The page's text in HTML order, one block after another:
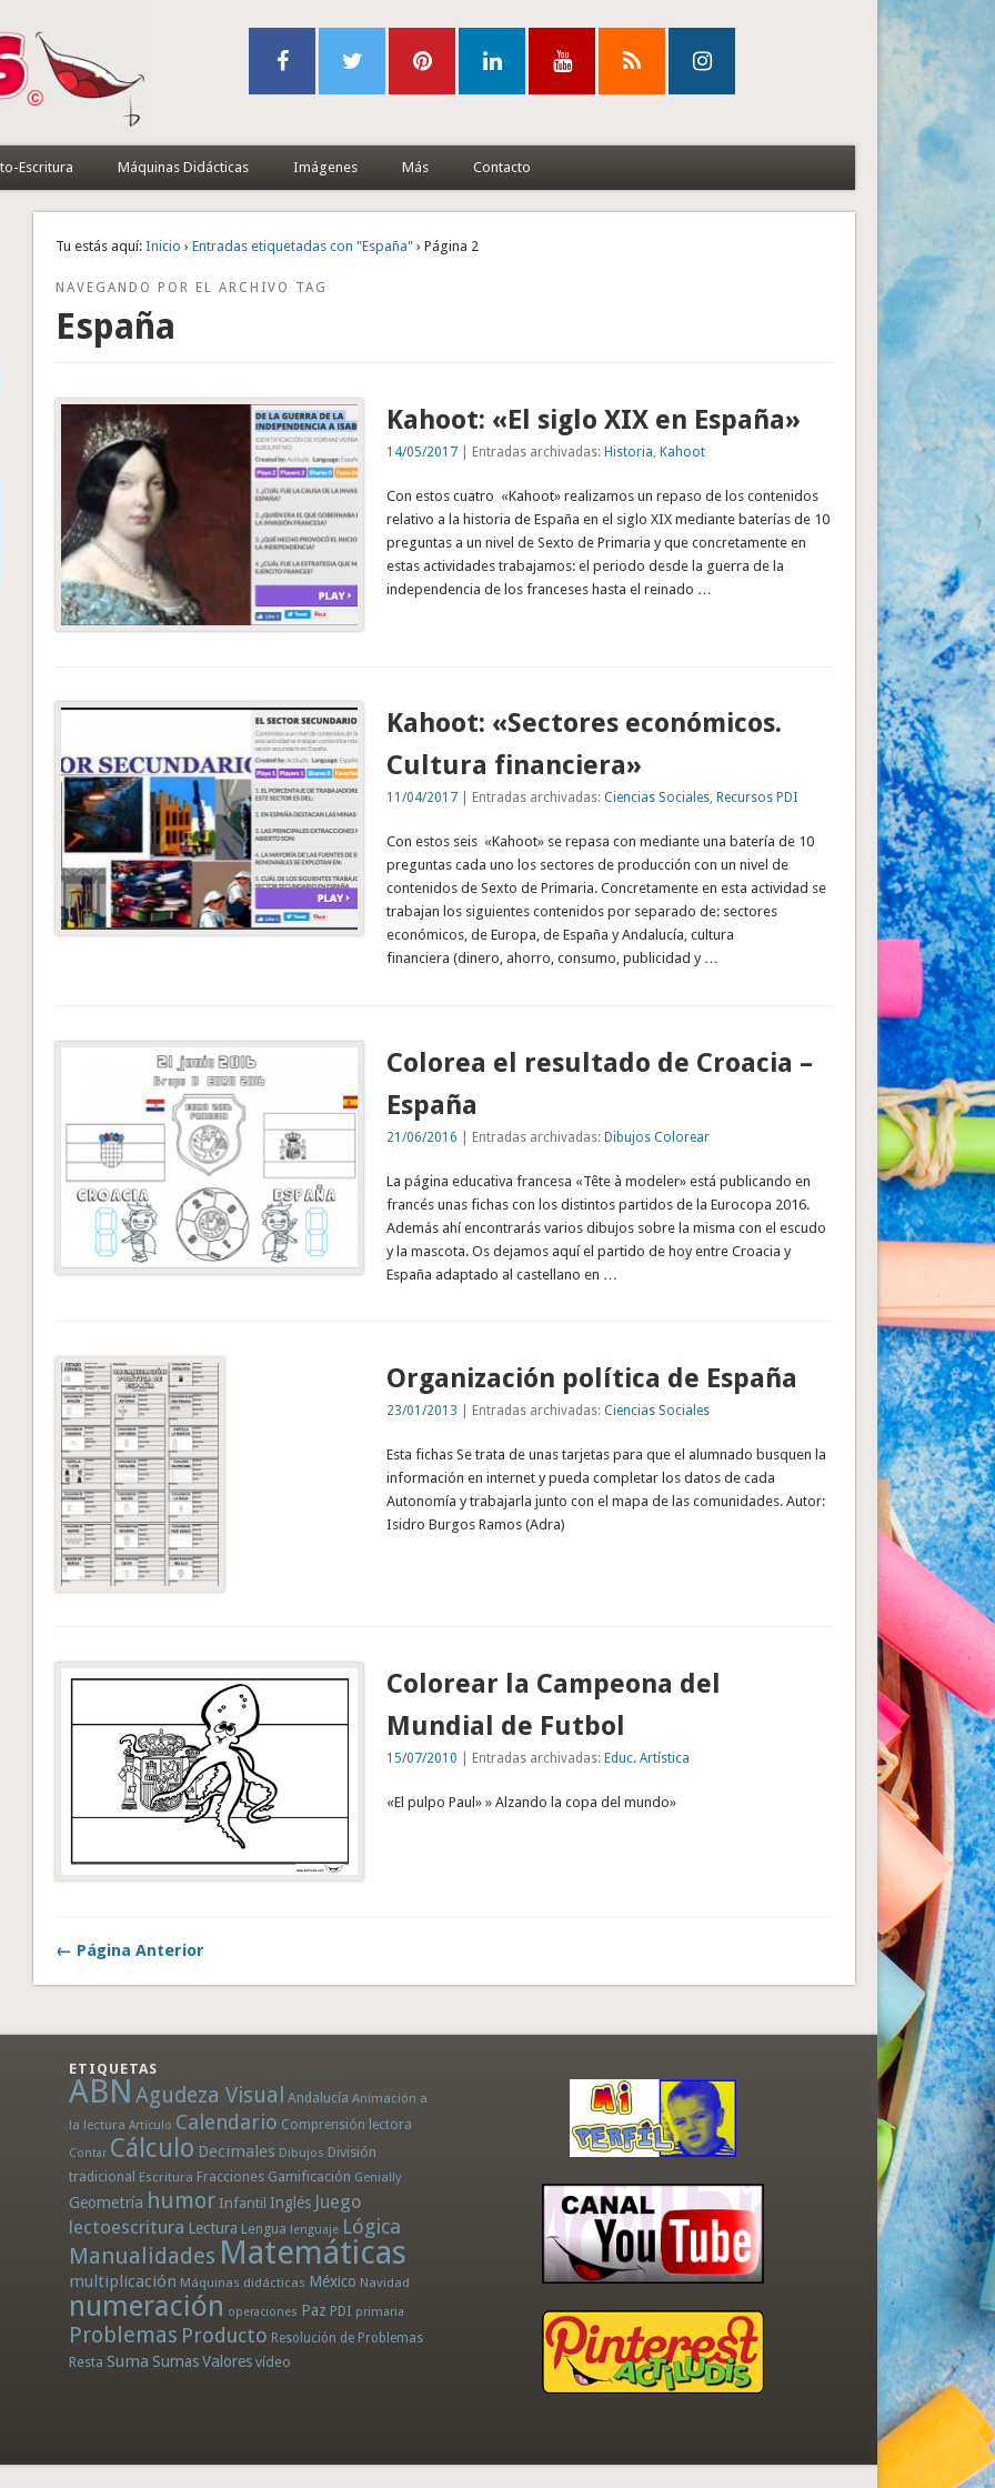
Escritura Máquinas Didácticas Imágenes Más Contacto
Tu estás aquí: Inicio ›Entradas etiquetadas con "España" › Página 2
NAVEGANDO POR EL ARCHIVO TAG
España
Kahoot: «El siglo XIX en España»
14/05/2017| Entradas archivadas: Historia Kahoot
Con estos cuatro «Kahoot» realizamos un repaso de los contenidos
relativo a la historia de España en el siglo XIX mediante baterías de 10
preguntas a un nivel de Sexto de Primaria y que concretamente en
estas actividades trabajamos: el periodo desde la guerra de la
independencia de los franceses hasta el reinado …
Kahoot: «Sectores económicos.
Cultura financiera»
11/04/2017| Entradas archivadas: Ciencias Sociales, Recursos PDI
Con estos seis «Kahoot» se repasa con mediante una batería de 10
preguntas cada uno los sectores de producción con un nivel de
contenidos de Sexto de Primaria. Concretamente en esta actividad se
trabajan los siguientes contenidos por separado de: sectores
económicos, de Europa, de España y Andalucía, cultura
financiera (dinero, ahorro, consumo, publicidad y …
Colorea el resultado de Croacia –
España
21/06/2016 | Entradas archivadas: Dibujos Colorear
La página educativa francesa «Tête à modeler» está publicando en
francés unas fichas con los distintos partidos de la Eurocopa 2016.
Además ahí encontrarás varios dibujos sobre la misma con el escudo
y la mascota. Os dejamos aquí el partido de hoy entre Croacia y
España adaptado al castellano en …
Organización política de España
23/01/2013 | Entradas archivadas: Ciencias Sociales
Esta fichas Se trata de unas tarjetas para que el alumnado busquen la
información en internet y pueda completar los datos de cada
Autonomía y trabajarla junto con el mapa de las comunidades. Autor:
Isidro Burgos Ramos (Adra)
Colorear la Campeona del
Mundial de Futbol
15/07/2010 | Entradas archivadas: Educ. Artística
«El pulpo Paul» » Alzando la copa del mundo»
← Página Anterior
ETIQUETAS
ABN Agudeza Visual Andalucía Animación a
la lectura Artículo Calendario Comprensión lectora
Contar Cálculo Decimales Dibujos División
tradicional Escritura Fracciones Gamificación Genially
Geometría humor Infantil Inglés Juego
lectoescritura Lectura Lengua lenguaje Lógica
Manualidades Matemáticas
multiplicación Máquinas didácticas México Navidad
numeración operaciones Paz PDI primaria
Problemas Producto Resolución de Problemas
Resta Suma SumasValores vídeo